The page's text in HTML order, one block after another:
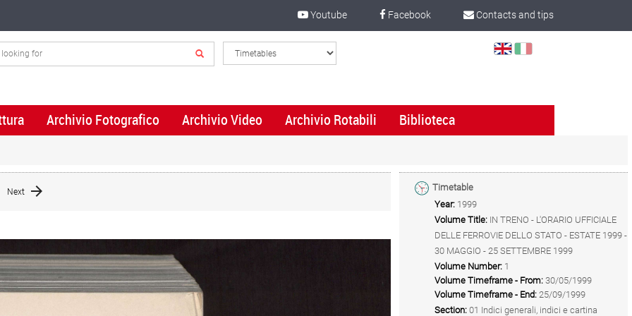
Contacts and tips
Facebook
Youtube
Select
Archivio Fotografico Archivio Video Archivio Rotabili Biblioteca
Next
Timetable
Year: 1999
Volume Title: IN TRENO - L'ORARIO UFFICIALE
DELLE FERROVIE DELLO STATO - ESTATE 1999 -
30 MAGGIO - 25 SETTEMBRE 1999
Volume Number: 1
Volume Timeframe - From: 30/05/1999
Volume Timeframe - End: 25/09/1999
Section: 01 Indici generali, indici e cartina